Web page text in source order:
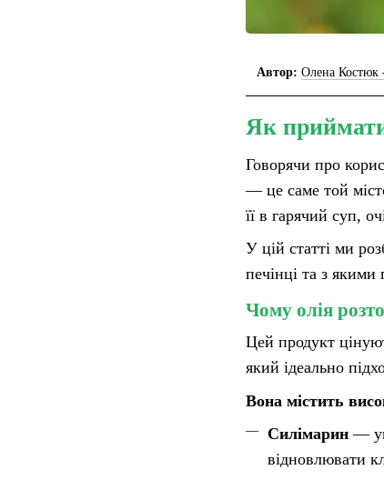
Автор: Олена Костюк
Як
Говорячи про
— це саме той
її в гарячий суп,
У цій статті ми
печінці та з якими
Чому олія
Цей продукт
який ідеально
Вона містить
Силімарин —
відновлювати